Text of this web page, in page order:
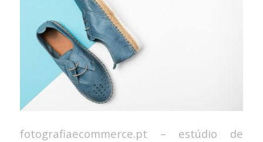
fotografiaecommerce.pt – estúdio de